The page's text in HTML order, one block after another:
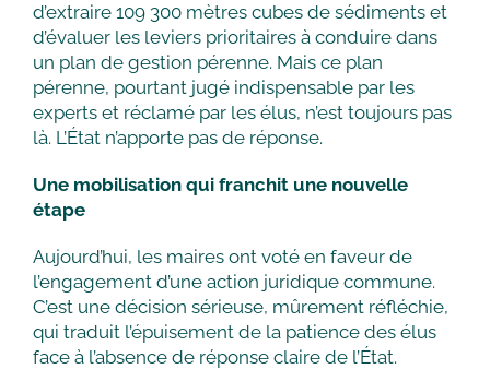
d’extraire 109 300 mètres cubes de sédiments et
d’évaluer les leviers prioritaires à conduire dans
un plan de gestion pérenne. Mais ce plan
pérenne, pourtant jugé indispensable par les
experts et réclamé par les élus, n’est toujours pas
là. L’État n’apporte pas de réponse.
Une mobilisation qui franchit une nouvelle
étape
Aujourd’hui, les maires ont voté en faveur de
l’engagement d’une action juridique commune.
C’est une décision sérieuse, mûrement réfléchie,
qui traduit l’épuisement de la patience des élus
face à l’absence de réponse claire de l’État.